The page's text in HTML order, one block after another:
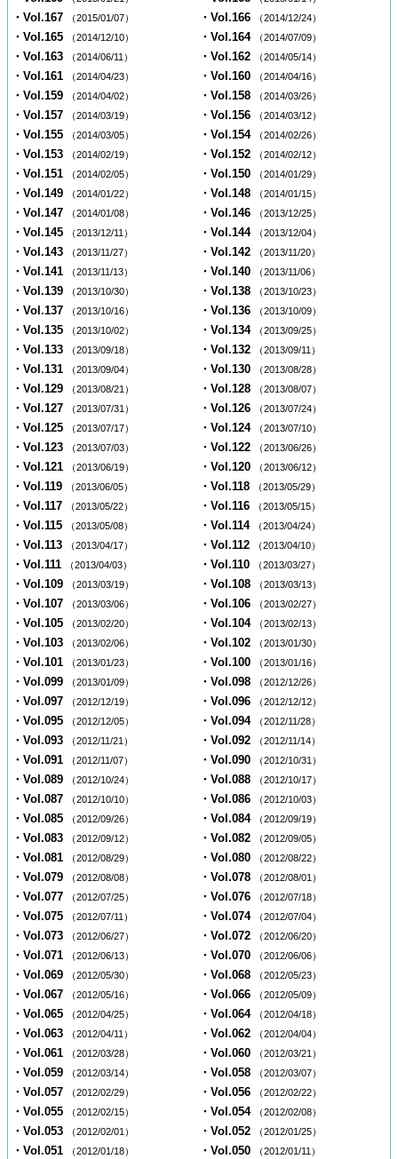
・Vol.167 （2015/01/07） ・Vol.166 （2014/12/24）
・Vol.165 （2014/12/10） ・Vol.164 （2014/07/09）
・Vol.163 （2014/06/11） ・Vol.162 （2014/05/14）
・Vol.161 （2014/04/23） ・Vol.160 （2014/04/16）
・Vol.159 （2014/04/02） ・Vol.158 （2014/03/26）
・Vol.157 （2014/03/19） ・Vol.156 （2014/03/12）
・Vol.155 （2014/03/05） ・Vol.154 （2014/02/26）
・Vol.153 （2014/02/19） ・Vol.152 （2014/02/12）
・Vol.151 （2014/02/05） ・Vol.150 （2014/01/29）
・Vol.149 （2014/01/22） ・Vol.148 （2014/01/15）
・Vol.147 （2014/01/08） ・Vol.146 （2013/12/25）
・Vol.145 （2013/12/11） ・Vol.144 （2013/12/04）
・Vol.143 （2013/11/27） ・Vol.142 （2013/11/20）
・Vol.141 （2013/11/13） ・Vol.140 （2013/11/06）
・Vol.139 （2013/10/30） ・Vol.138 （2013/10/23）
・Vol.137 （2013/10/16） ・Vol.136 （2013/10/09）
・Vol.135 （2013/10/02） ・Vol.134 （2013/09/25）
・Vol.133 （2013/09/18） ・Vol.132 （2013/09/11）
・Vol.131 （2013/09/04） ・Vol.130 （2013/08/28）
・Vol.129 （2013/08/21） ・Vol.128 （2013/08/07）
・Vol.127 （2013/07/31） ・Vol.126 （2013/07/24）
・Vol.125 （2013/07/17） ・Vol.124 （2013/07/10）
・Vol.123 （2013/07/03） ・Vol.122 （2013/06/26）
・Vol.121 （2013/06/19） ・Vol.120 （2013/06/12）
・Vol.119 （2013/06/05） ・Vol.118 （2013/05/29）
・Vol.117 （2013/05/22） ・Vol.116 （2013/05/15）
・Vol.115 （2013/05/08） ・Vol.114 （2013/04/24）
・Vol.113 （2013/04/17） ・Vol.112 （2013/04/10）
・Vol.111 （2013/04/03） ・Vol.110 （2013/03/27）
・Vol.109 （2013/03/19） ・Vol.108 （2013/03/13）
・Vol.107 （2013/03/06） ・Vol.106 （2013/02/27）
・Vol.105 （2013/02/20） ・Vol.104 （2013/02/13）
・Vol.103 （2013/02/06） ・Vol.102 （2013/01/30）
・Vol.101 （2013/01/23） ・Vol.100 （2013/01/16）
・Vol.099 （2013/01/09） ・Vol.098 （2012/12/26）
・Vol.097 （2012/12/19） ・Vol.096 （2012/12/12）
・Vol.095 （2012/12/05） ・Vol.094 （2012/11/28）
・Vol.093 （2012/11/21） ・Vol.092 （2012/11/14）
・Vol.091 （2012/11/07） ・Vol.090 （2012/10/31）
・Vol.089 （2012/10/24） ・Vol.088 （2012/10/17）
・Vol.087 （2012/10/10） ・Vol.086 （2012/10/03）
・Vol.085 （2012/09/26） ・Vol.084 （2012/09/19）
・Vol.083 （2012/09/12） ・Vol.082 （2012/09/05）
・Vol.081 （2012/08/29） ・Vol.080 （2012/08/22）
・Vol.079 （2012/08/08） ・Vol.078 （2012/08/01）
・Vol.077 （2012/07/25） ・Vol.076 （2012/07/18）
・Vol.075 （2012/07/11） ・Vol.074 （2012/07/04）
・Vol.073 （2012/06/27） ・Vol.072 （2012/06/20）
・Vol.071 （2012/06/13） ・Vol.070 （2012/06/06）
・Vol.069 （2012/05/30） ・Vol.068 （2012/05/23）
・Vol.067 （2012/05/16） ・Vol.066 （2012/05/09）
・Vol.065 （2012/04/25） ・Vol.064 （2012/04/18）
・Vol.063 （2012/04/11） ・Vol.062 （2012/04/04）
・Vol.061 （2012/03/28） ・Vol.060 （2012/03/21）
・Vol.059 （2012/03/14） ・Vol.058 （2012/03/07）
・Vol.057 （2012/02/29） ・Vol.056 （2012/02/22）
・Vol.055 （2012/02/15） ・Vol.054 （2012/02/08）
・Vol.053 （2012/02/01） ・Vol.052 （2012/01/25）
・Vol.051 （2012/01/18） ・Vol.050 （2012/01/11）